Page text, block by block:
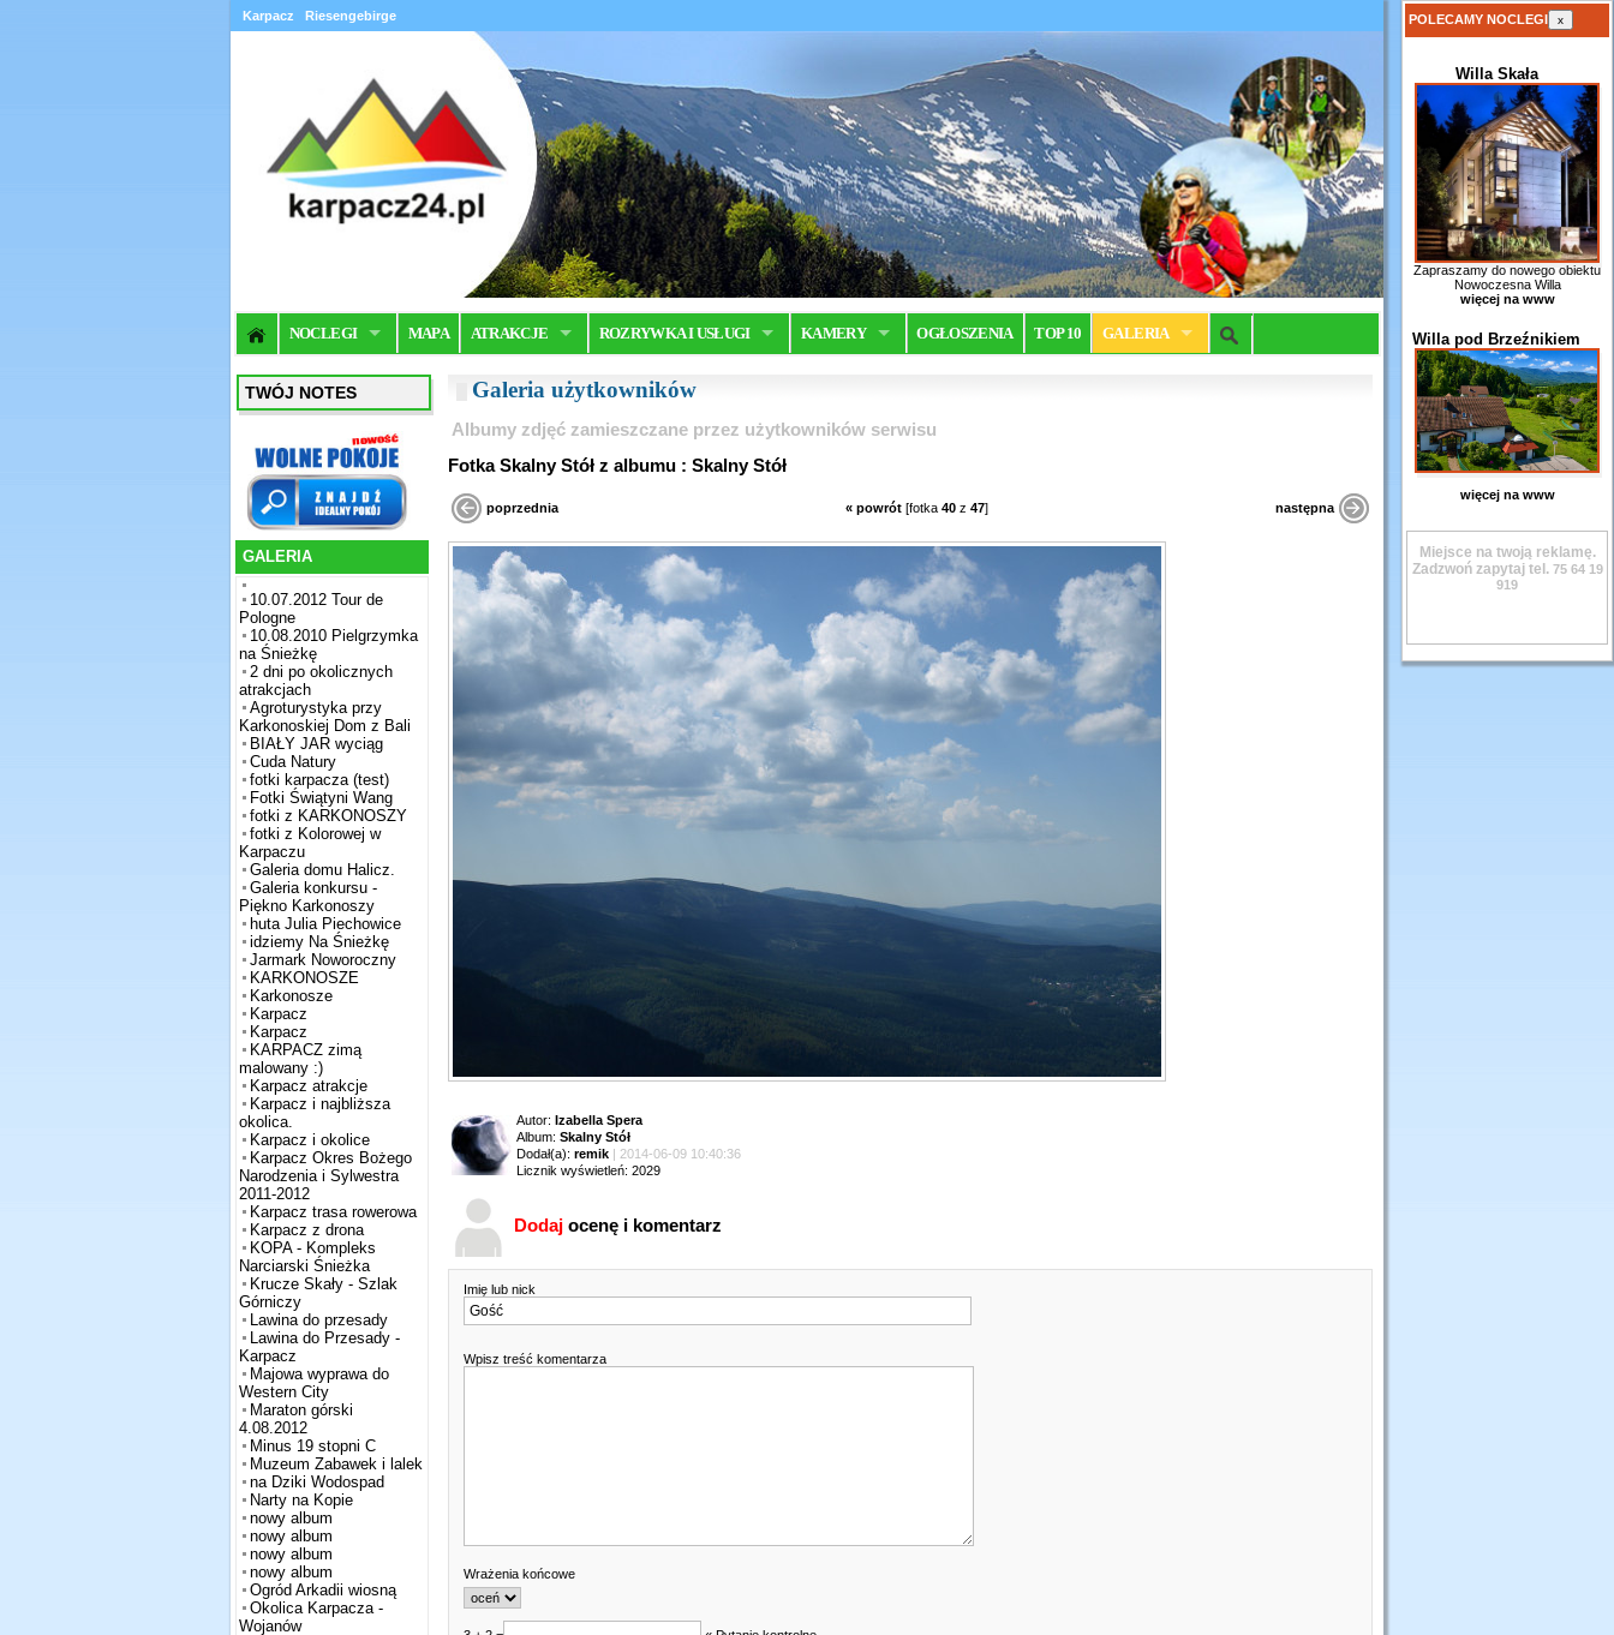
Karpacz Riesengebirge
NOCLEGI MAPA ATRAKCJE ROZRYWKA I USŁUGI KAMERY OGŁOSZENIA TOP 10 GALERIA
TWÓJ NOTES
GALERIA
10.07.2012 Tour de
Pologne
10.08.2010 Pielgrzymka
na Śnieżkę
2 dni po okolicznych
atrakcjach
Agroturystyka przy
Karkonoskiej Dom z Bali
BIAŁY JAR wyciąg
Cuda Natury
fotki karpacza (test)
Fotki Świątyni Wang
fotki z KARKONOSZY
fotki z Kolorowej w
Karpaczu
Galeria domu Halicz.
Galeria konkursu -
Piękno Karkonoszy
huta Julia Piechowice
idziemy Na Śnieżkę
Jarmark Noworoczny
KARKONOSZE
Karkonosze
Karpacz
Karpacz
KARPACZ zimą
malowany :)
Karpacz atrakcje
Karpacz i najbliższa
okolica.
Karpacz i okolice
Karpacz Okres Bożego
Narodzenia i Sylwestra
2011-2012
Karpacz trasa rowerowa
Karpacz z drona
KOPA - Kompleks
Narciarski Śnieżka
Krucze Skały - Szlak
Górniczy
Lawina do przesady
Lawina do Przesady -
Karpacz
Majowa wyprawa do
Western City
Maraton górski
4.08.2012
Minus 19 stopni C
Muzeum Zabawek i lalek
na Dziki Wodospad
Narty na Kopie
nowy album
nowy album
nowy album
nowy album
Ogród Arkadii wiosną
Okolica Karpacza -
Wojanów
Galeria użytkowników
Albumy zdjęć zamieszczane przez użytkowników serwisu
Fotka Skalny Stół z albumu : Skalny Stół
poprzednia « powrót [fotka 40 z 47] następna
Autor: Izabella Spera
Album: Skalny Stół
Dodał(a): remik | 2014-06-09 10:40:36
Licznik wyświetleń: 2029
Dodaj ocenę i komentarz
Imię lub nick
Wpisz treść komentarza
Wrażenia końcowe
POLECAMY NOCLEGI x
Willa Skała
Zapraszamy do nowego obiektu
Nowoczesna Willa
więcej na www
Willa pod Brzeźnikiem
więcej na www
Miejsce na twoją reklamę.
Zadzwoń zapytaj tel. 75 64 19
919